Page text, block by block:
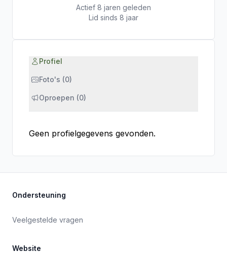
Actief 8 jaren geleden
Lid sinds 8 jaar
Profiel
Foto's (0)
Oproepen (0)
Geen profielgegevens gevonden.
Ondersteuning
Veelgestelde vragen
Website